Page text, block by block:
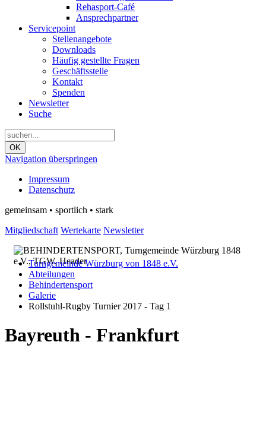
Rehasport-Café
Ansprechpartner
Servicepoint
Stellenangebote
Downloads
Häufig gestellte Fragen
Geschäftsstelle
Kontakt
Spenden
Newsletter
Suche
OK
Navigation überspringen
Impressum
Datenschutz
gemeinsam • sportlich • stark
Mitgliedschaft Wertekarte Newsletter
Turngemeinde Würzburg von 1848 e.V.
Abteilungen
Behindertensport
Galerie
Rollstuhl-Rugby Turnier 2017 - Tag 1
Bayreuth - Frankfurt